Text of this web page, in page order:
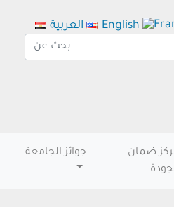
ضمان
جوائز الجامعة
العربية English